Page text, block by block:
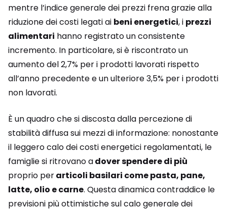
mentre l’indice generale dei prezzi frena grazie alla
riduzione dei costi legati ai beni energetici, i prezzi
alimentari hanno registrato un consistente
incremento. In particolare, si è riscontrato un
aumento del 2,7% per i prodotti lavorati rispetto
all’anno precedente e un ulteriore 3,5% per i prodotti
non lavorati.
È un quadro che si discosta dalla percezione di
stabilità diffusa sui mezzi di informazione: nonostante
il leggero calo dei costi energetici regolamentati, le
famiglie si ritrovano adover spendere di più
proprio perarticoli basilari come pasta, pane,
latte, olio e carne. Questa dinamica contraddice le
previsioni più ottimistiche sul calo generale dei